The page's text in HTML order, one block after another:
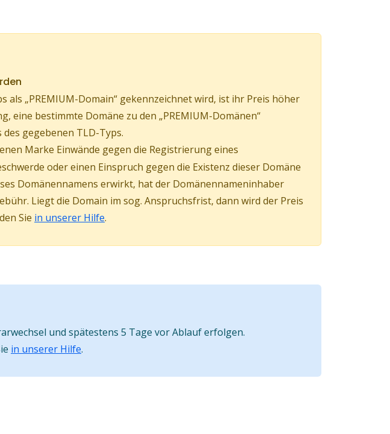
„PREMIUM-Domain“ gekennzeichnet wird, ist ihr Preis höher
eine bestimmte Domäne zu den „PREMIUM-Domänen“
gegebenen TLD-Typs.
Marke Einwände gegen die Registrierung eines
oder einen Einspruch gegen die Existenz dieser Domäne
Domänennamens erwirkt, hat der Domänennameninhaber
Liegt die Domain im sog. Anspruchsfrist, dann wird der Preis
Sie in unserer Hilfe.
und spätestens 5 Tage vor Ablauf erfolgen.
in unserer Hilfe.